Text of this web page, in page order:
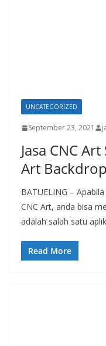
UNCATEGORIZED
September 23, 2021
Jasa CNC
Art
BATUELING –
CNC Art, anda bisa
adalah salah satu
Read More